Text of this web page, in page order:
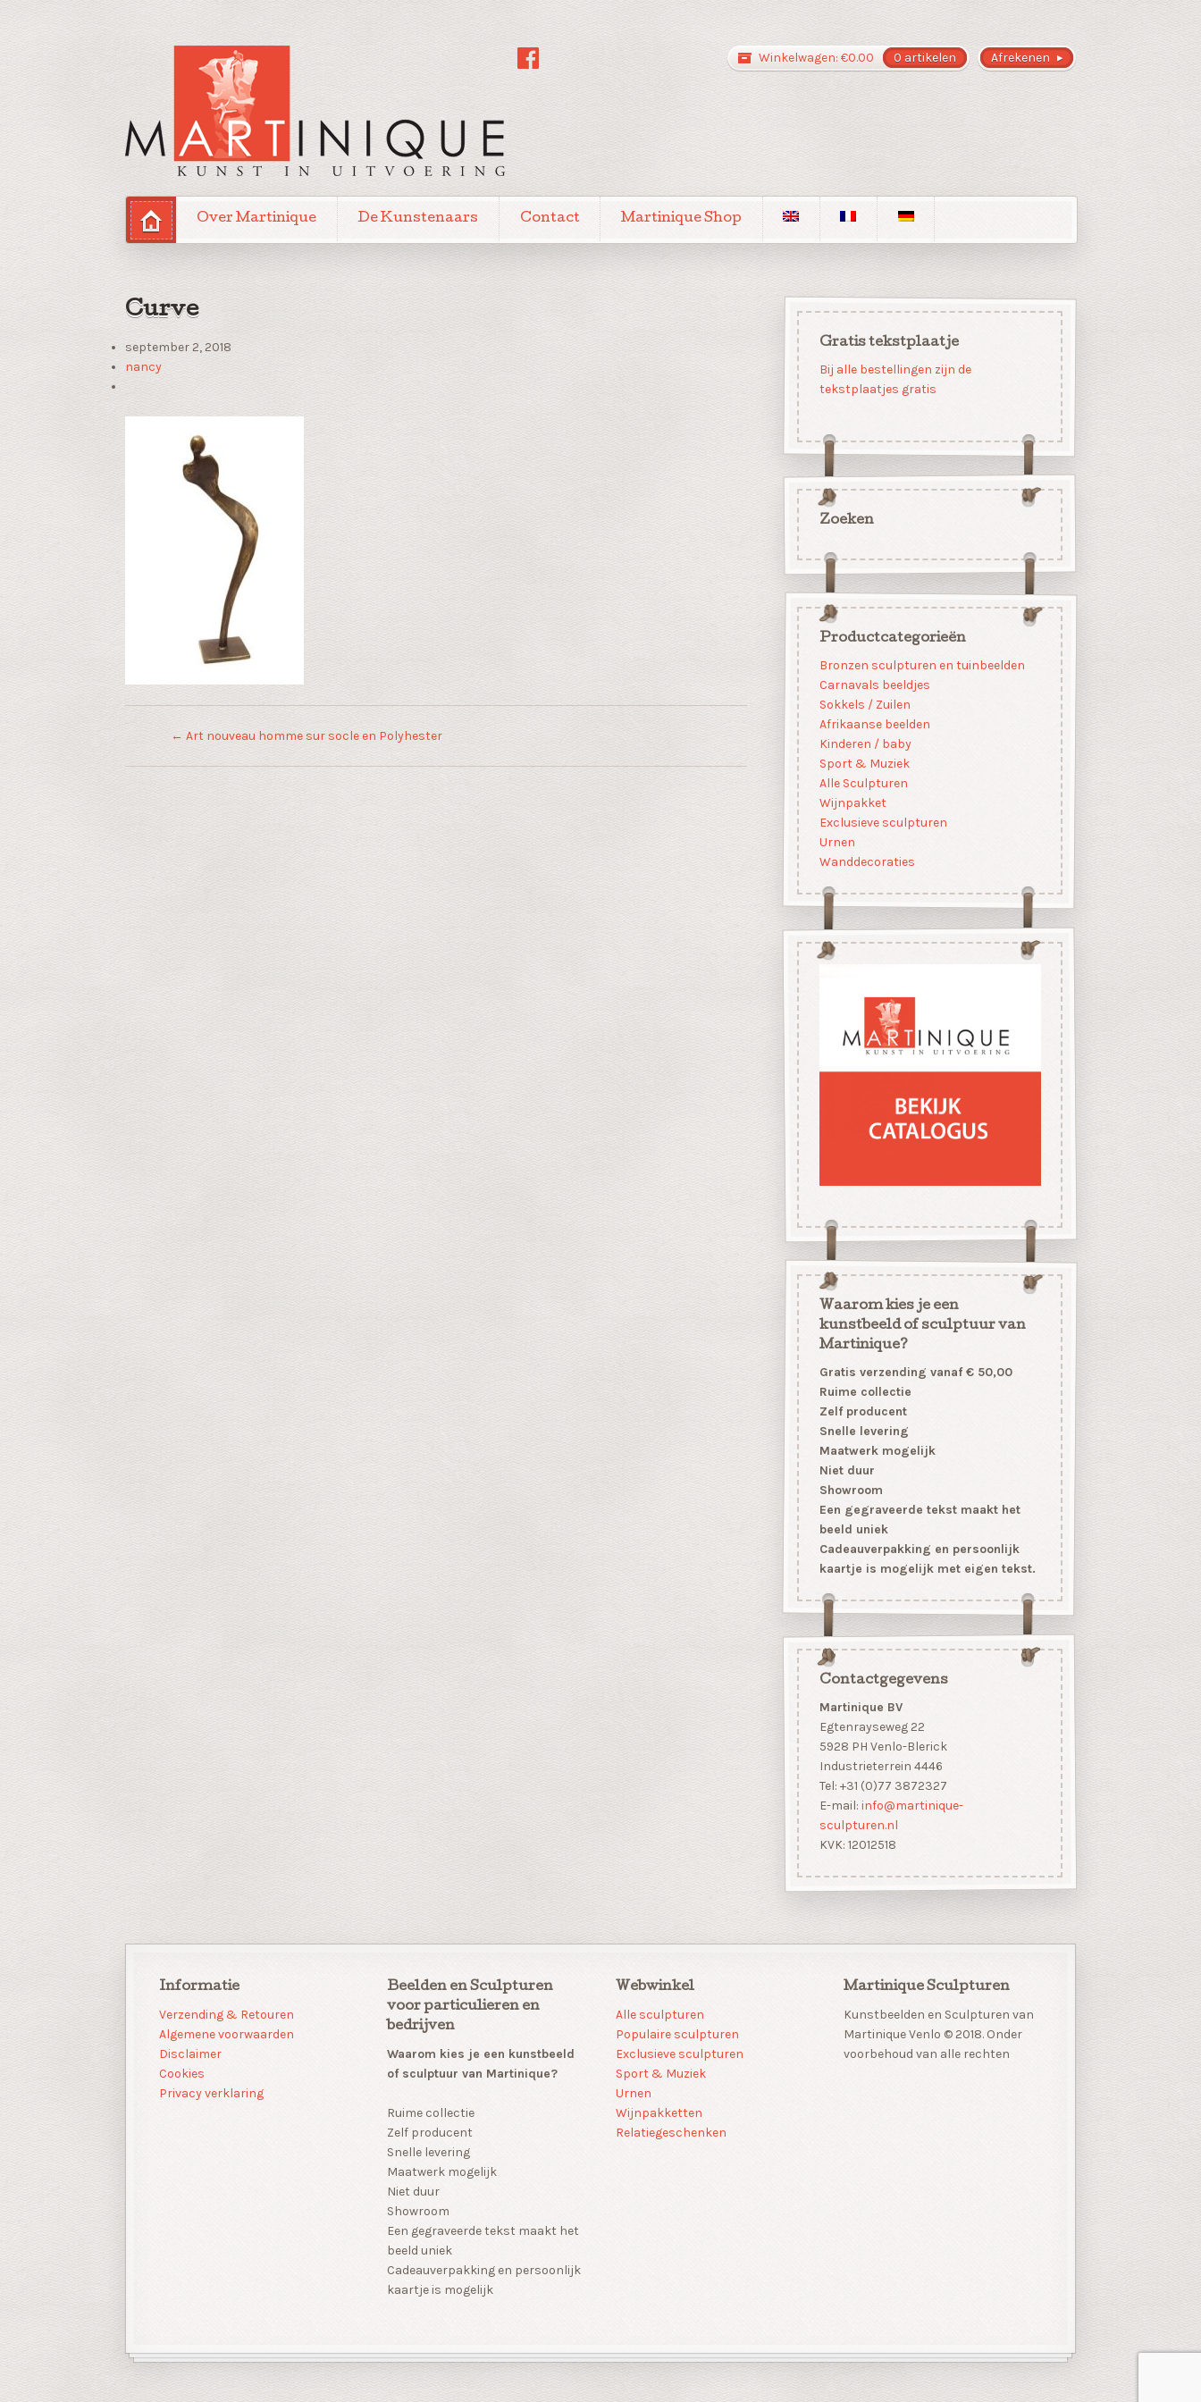
Afrekenen
Winkelwagen: €0.00 0 artikelen
Over Martinique De Kunstenaars Contact Martinique Shop
Curve
september 2, 2018
nancy
← Art nouveau homme sur socle en Polyhester
Gratis tekstplaatje
Bij alle bestellingen zijn de
tekstplaatjes gratis
Zoeken
Productcategorieën
Bronzen sculpturen en tuinbeelden
Carnavals beeldjes
Sokkels / Zuilen
Afrikaanse beelden
Kinderen / baby
Sport & Muziek
Alle Sculpturen
Wijnpakket
Exclusieve sculpturen
Urnen
Wanddecoraties
Waarom kies je een
kunstbeeld of sculptuur van
Martinique?
Gratis verzending vanaf € 50,00
Ruime collectie
Zelf producent
Snelle levering
Maatwerk mogelijk
Niet duur
Showroom
Een gegraveerde tekst maakt het
beeld uniek
Cadeauverpakking en persoonlijk
kaartje is mogelijk met eigen tekst.
Contactgegevens
Martinique BV
Egtenrayseweg 22
5928 PH Venlo-Blerick
Industrieterrein 4446
Tel: +31 (0)77 3872327
E-mail: info@martinique-
sculpturen.nl
KVK: 12012518
Informatie
Verzending & Retouren
Algemene voorwaarden
Disclaimer
Cookies
Privacy verklaring
Beelden en Sculpturen
voor particulieren en
bedrijven
Waarom kies je een kunstbeeld
of sculptuur van Martinique?
Ruime collectie
Zelf producent
Snelle levering
Maatwerk mogelijk
Niet duur
Showroom
Een gegraveerde tekst maakt het
beeld uniek
Cadeauverpakking en persoonlijk
kaartje is mogelijk
Webwinkel
Alle sculpturen
Populaire sculpturen
Exclusieve sculpturen
Sport & Muziek
Urnen
Wijnpakketten
Relatiegeschenken
Martinique Sculpturen
Kunstbeelden en Sculpturen van
Martinique Venlo © 2018. Onder
voorbehoud van alle rechten